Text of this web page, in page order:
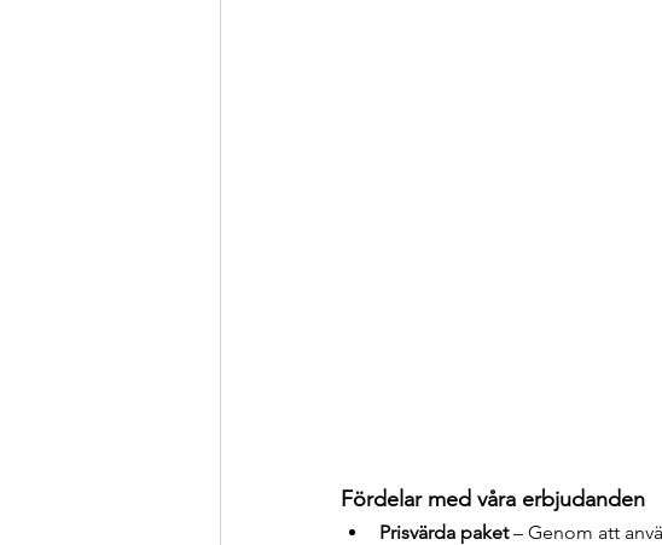
Fördelar med våra erbjudanden
Prisvärda paket – Genom att